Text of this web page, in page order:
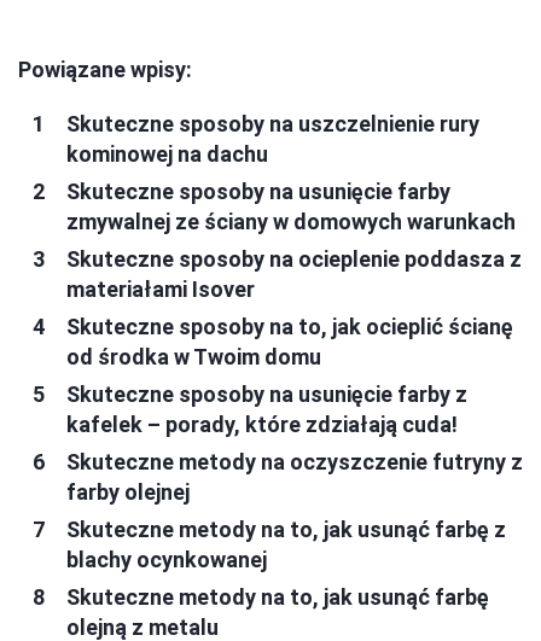
Powiązane wpisy:
Skuteczne sposoby na uszczelnienie rury
kominowej na dachu
Skuteczne sposoby na usunięcie farby
zmywalnej ze ściany w domowych warunkach
Skuteczne sposoby na ocieplenie poddasza z
materiałami Isover
Skuteczne sposoby na to, jak ocieplić ścianę
od środka w Twoim domu
Skuteczne sposoby na usunięcie farby z
kafelek – porady, które zdziałają cuda!
Skuteczne metody na oczyszczenie futryny z
farby olejnej
Skuteczne metody na to, jak usunąć farbę z
blachy ocynkowanej
Skuteczne metody na to, jak usunąć farbę
olejną z metalu